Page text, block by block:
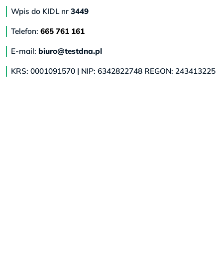
Wpis do KIDL nr 3449
Telefon: 665 761 161
E-mail: biuro@testdna.pl
KRS: 0001091570 | NIP: 6342822748 REGON: 243413225